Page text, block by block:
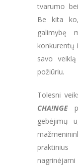
tvarumo
Be kita
galimybę
konkurentų
savo
požiūriu.
Tolesni
CHA!NGE
gebėjimų